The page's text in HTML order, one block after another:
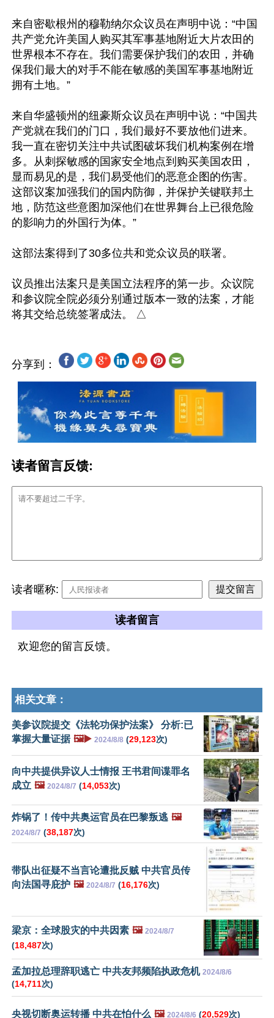
来自密歇根州的穆勒纳尔众议员在声明中说：“中国
共产党允许美国人购买其军事基地附近大片农田的
世界根本不存在。我们需要保护我们的农田，并确
保我们最大的对手不能在敏感的美国军事基地附近
拥有土地。”
来自华盛顿州的纽豪斯众议员在声明中说：“中国共
产党就在我们的门口，我们最好不要放他们进来。
我一直在密切关注中共试图破坏我们机构案例在增
多。从刺探敏感的国家安全地点到购买美国农田，
显而易见的是，我们易受他们的恶意企图的伤害。
这部议案加强我们的国内防御，并保护关键联邦土
地，防范这些意图加深他们在世界舞台上已很危险
的影响力的外国行为体。”
这部法案得到了30多位共和党众议员的联署。
议员推出法案只是美国立法程序的第一步。众议院
和参议院全院必须分别通过版本一致的法案，才能
分享到：
读者留言反馈:
读者暱称:
读者留言
欢迎您的留言反馈。
相关文章：
美参议院提交《法轮功保护法案》 分析:已
掌握大量证据 🖼️▶️ 2024/8/8 (29,123次)
向中共提供异议人士情报 王书君间谍罪名
成立 🖼️ 2024/8/7 (14,053次)
炸锅了！传中共奥运官员在巴黎叛逃 🖼️
2024/8/7 (38,187次)
带队出征疑不当言论遭批反贼 中共官员传
向法国寻庇护 🖼️ 2024/8/7 (16,176次)
梁京：全球股灾的中共因素 🖼️ 2024/8/7
(18,487次)
孟加拉总理辞职逃亡 中共友邦频陷执政危机 2024/8/6
(14,711次)
央视切断奥运转播 中共在怕什么 🖼️ 2024/8/6 (20,529次)